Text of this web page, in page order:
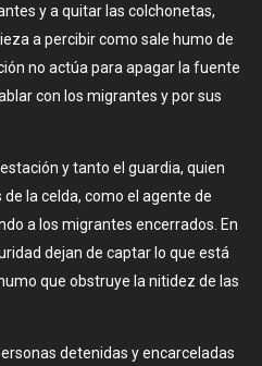
y a quitar las colchonetas,
a percibir como sale humo de
no actúa para apagar la fuente
con los migrantes y por sus
y tanto el guardia, quien
la celda, como el agente de
a los migrantes encerrados. En
dejan de captar lo que está
que obstruye la nitidez de las
detenidas y encarceladas